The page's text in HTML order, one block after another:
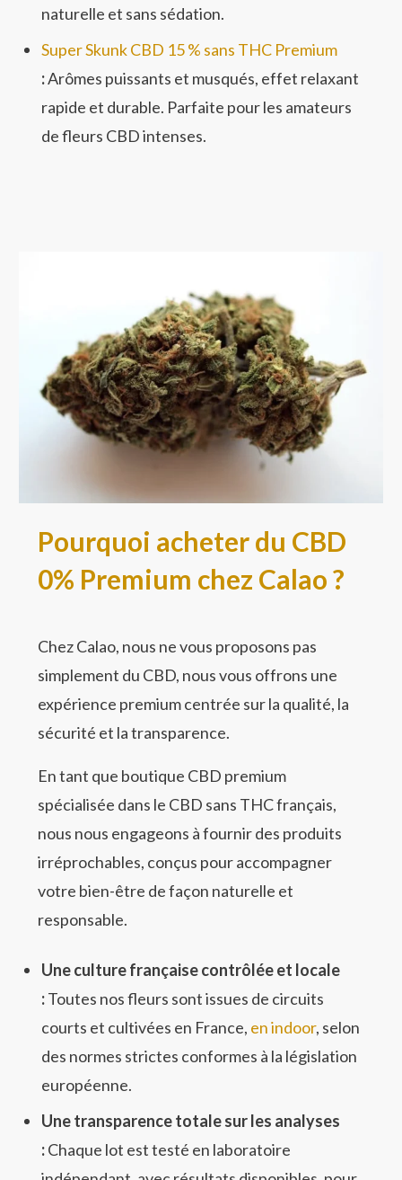
naturelle et sans sédation.
Super Skunk CBD 15 % sans THC Premium
:Arômes puissants et musqués, effet relaxant
rapide et durable. Parfaite pour les amateurs
de fleurs CBD intenses.
Pourquoi acheter du CBD
0% Premium chez Calao ?
Chez Calao, nous ne vous proposons pas
simplement du CBD, nous vous offrons une
expérience premium centrée sur la qualité, la
sécurité et la transparence.
En tant que boutique CBD premium
spécialisée dans le CBD sans THC français,
nous nous engageons à fournir des produits
irréprochables, conçus pour accompagner
votre bien-être de façon naturelle et
responsable.
Une culture française contrôlée et locale
:Toutes nos fleurs sont issues de circuits
courts et cultivées en France, en indoor, selon
des normes strictes conformes à la législation
européenne.
Une transparence totale sur les analyses
:Chaque lot est testé en laboratoire